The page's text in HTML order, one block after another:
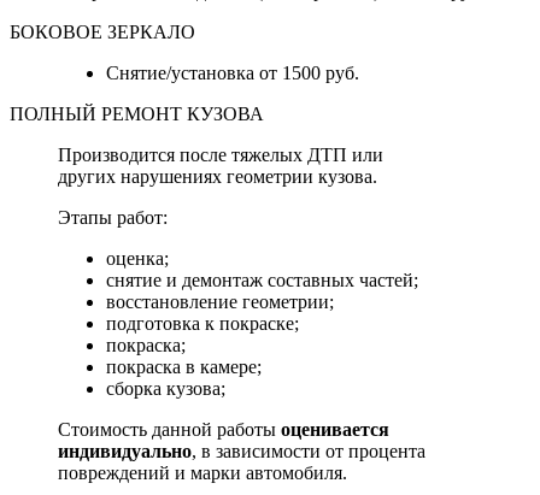
БОКОВОЕ ЗЕРКАЛО
Снятие/установка от 1500 руб.
ПОЛНЫЙ РЕМОНТ КУЗОВА
Производится после тяжелых ДТП или
других нарушениях геометрии кузова.
Этапы работ:
оценка;
снятие и демонтаж составных частей;
восстановление геометрии;
подготовка к покраске;
покраска;
покраска в камере;
сборка кузова;
Стоимость данной работы оценивается
индивидуально, в зависимости от процента
повреждений и марки автомобиля.